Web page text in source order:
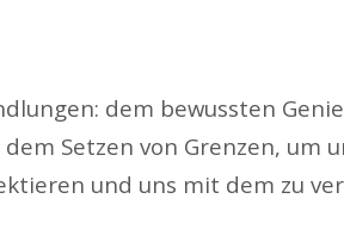
dem bewussten
Setzen von Grenzen, um
und uns mit dem zu